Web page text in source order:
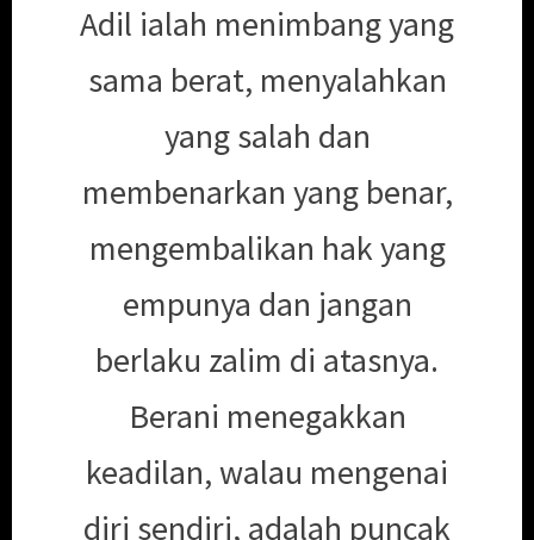
Adil ialah menimbang yang
sama berat, menyalahkan
yang salah dan
membenarkan yang benar,
mengembalikan hak yang
empunya dan jangan
berlaku zalim di atasnya.
Berani menegakkan
keadilan, walau mengenai
diri sendiri, adalah puncak